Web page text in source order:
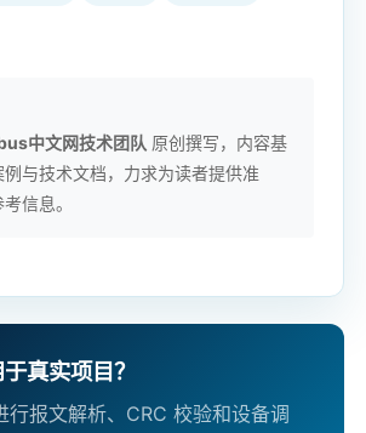
中文网技术团队 原创撰写，内容基
与技术文档，力求为读者提供准
信息。
真实项目？
行报文解析、CRC 校验和设备调